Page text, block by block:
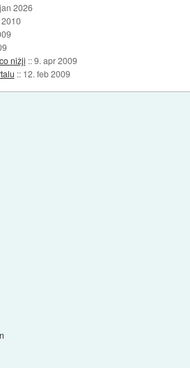
2026
nižji ::9. apr 2009
:: 12. feb 2009